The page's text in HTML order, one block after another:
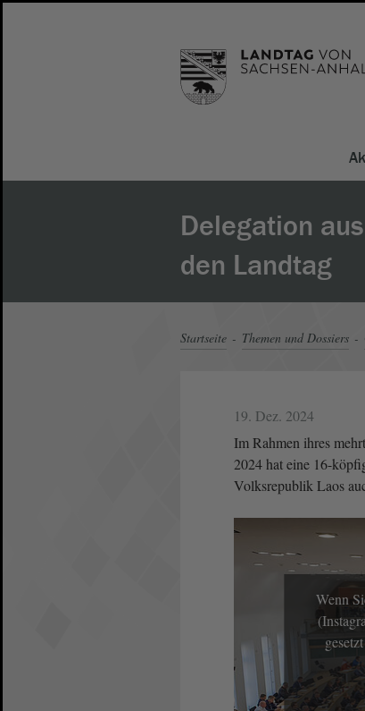
Delegation
den Landtag
Startseite Themen und Dossiers
19. Dez. 2024
Im Rahmen ihres
2024 hat eine 16-
Volksrepublik Laos
Wenn